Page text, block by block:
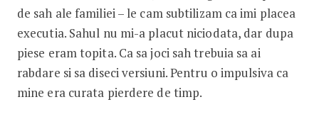
de sah ale familiei – le cam subtilizam ca imi placea
executia. Sahul nu mi-a placut niciodata, dar dupa
piese eram topita. Ca sa joci sah trebuia sa ai
rabdare si sa diseci versiuni. Pentru o impulsiva ca
mine era curata pierdere de timp.